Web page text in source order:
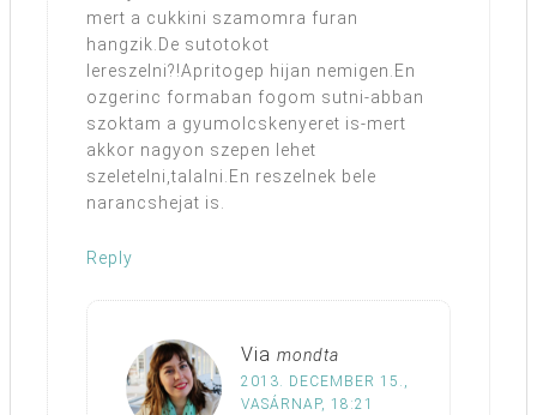
mert a cukkini szamomra furan
hangzik.De sutotokot
lereszelni?!Apritogep hijan nemigen.En
ozgerinc formaban fogom sutni-abban
szoktam a gyumolcskenyeret is-mert
akkor nagyon szepen lehet
szeletelni,talalni.En reszelnek bele
narancshejat is.
Reply
Via mondta
2013. DECEMBER 15.,
VASÁRNAP, 18:21